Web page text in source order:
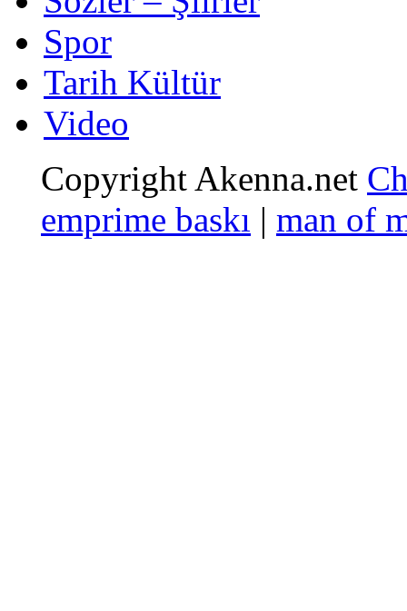
Spor
Tarih Kültür
Video
Copyright Akenna.net
emprime baskı | man of